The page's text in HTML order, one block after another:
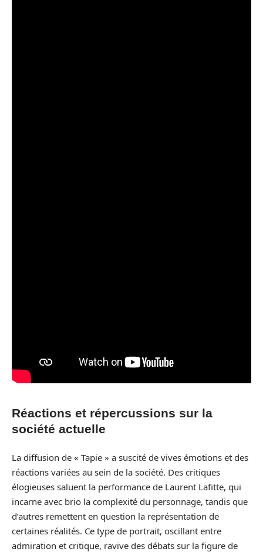
Réactions et répercussions sur la
société actuelle
La diffusion de « Tapie » a suscité de vives émotions et des
réactions variées au sein de la société. Des critiques
élogieuses saluent la performance de Laurent Lafitte, qui
incarne avec brio la complexité du personnage, tandis que
d’autres remettent en question la représentation de
certaines réalités. Ce type de portrait, oscillant entre
admiration et critique, ravive des débats sur la figure de